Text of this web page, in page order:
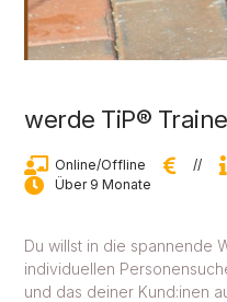
werde TiP®
Online/Offline //
Über 9 Monate
Du willst in die spannende
individuellen
und das deiner Kund:inen